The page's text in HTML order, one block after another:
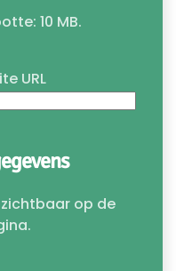
10 MB.
URL
op de